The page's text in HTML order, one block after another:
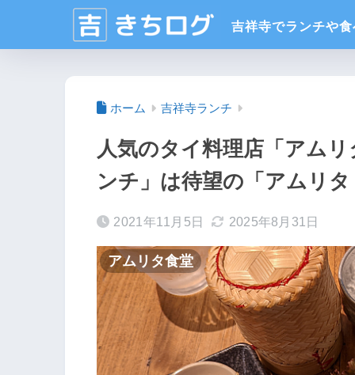
ホーム 吉祥寺ランチ
人気のタイ料理店「アム
ンチ」は待望の「アムリ
2021年11月5日 2025年8月31日
アムリタ食堂